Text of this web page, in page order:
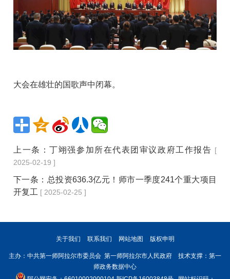
大会在雄壮的国歌声中闭幕。
上一条：丁翊强参加所在代表团审议政府工作报告 [
2025-02-19 ]
下一条： 总投资636.3亿元！师市一季度241个重大项目
开复工 [ 2025-02-25 ]
关于我们 联系我们 网站地图 版权申明
主办：中共第一师阿拉尔市委员会 第一师阿拉尔市人民政府 技术支撑：第一
师政务数据中心